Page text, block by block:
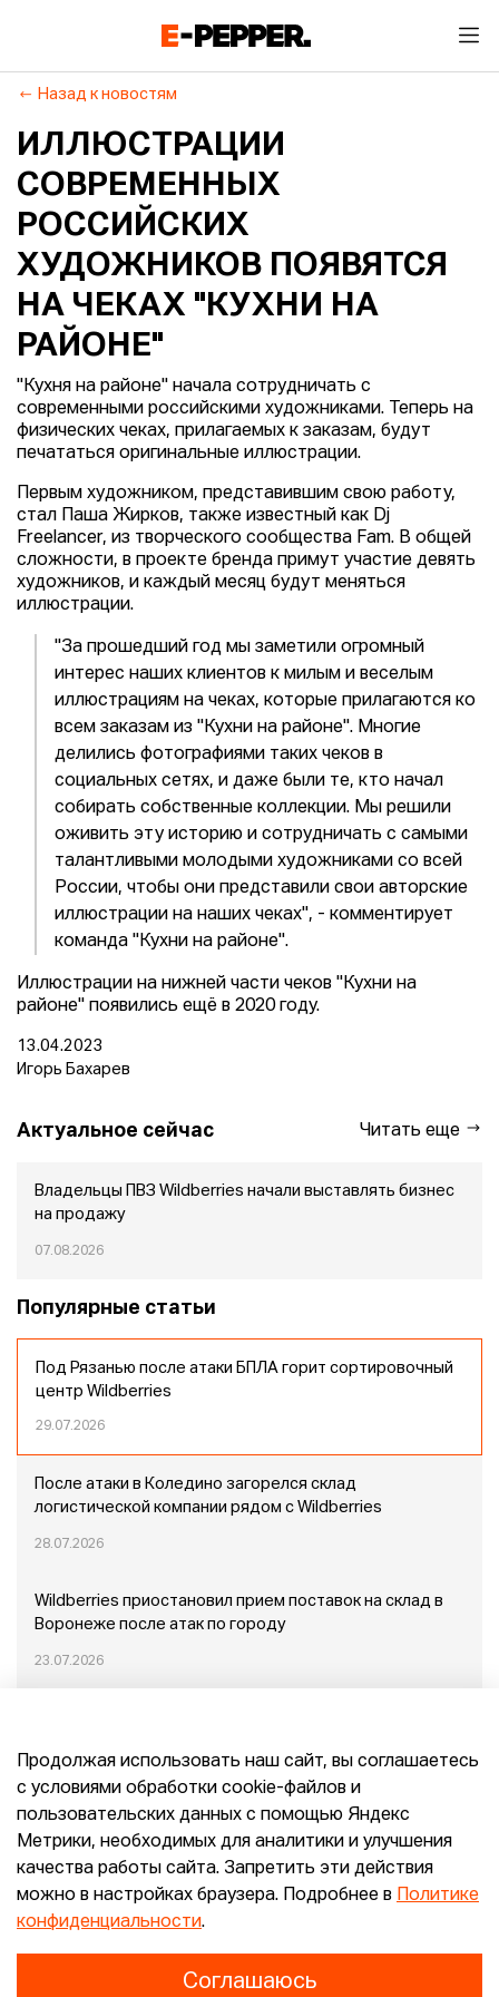
Назад к новостям
ИЛЛЮСТРАЦИИ
СОВРЕМЕННЫХ
РОССИЙСКИХ
ХУДОЖНИКОВ ПОЯВЯТСЯ
НА ЧЕКАХ "КУХНИ НА
РАЙОНЕ"
"Кухня на районе" начала сотрудничать с
современными российскими художниками. Теперь на
физических чеках, прилагаемых к заказам, будут
печататься оригинальные иллюстрации.
Первым художником, представившим свою работу,
стал Паша Жирков, также известный как Dj
Freelancer, из творческого сообщества Fam. В общей
сложности, в проекте бренда примут участие девять
художников, и каждый месяц будут меняться
иллюстрации.
"За прошедший год мы заметили огромный
интерес наших клиентов к милым и веселым
иллюстрациям на чеках, которые прилагаются ко
всем заказам из "Кухни на районе". Многие
делились фотографиями таких чеков в
социальных сетях, и даже были те, кто начал
собирать собственные коллекции. Мы решили
оживить эту историю и сотрудничать с самыми
талантливыми молодыми художниками со всей
России, чтобы они представили свои авторские
иллюстрации на наших чеках", - комментирует
команда "Кухни на районе".
Иллюстрации на нижней части чеков "Кухни на
районе" появились ещё в 2020 году.
13.04.2023
Игорь Бахарев
Актуальное сейчас Читать еще
Владельцы ПВЗ Wildberries начали выставлять бизнес
на продажу
07.08.2026
Популярные статьи
Под Рязанью после атаки БПЛА горит сортировочный
центр Wildberries
29.07.2026
После атаки в Коледино загорелся склад
логистической компании рядом с Wildberries
28.07.2026
Wildberries приостановил прием поставок на склад в
Воронеже после атак по городу
23.07.2026
Конец эпохи маркетплейсов: прогнозы сооснователя
Mr.Doors Максима Валецкого
26.06.2026
КонфиденциальностьСогласие
Продолжая использовать наш сайт, вы соглашаетесь
с условиями обработки cookie-файлов и
пользовательских данных с помощью Яндекс
Метрики, необходимых для аналитики и улучшения
качества работы сайта. Запретить эти действия
можно в настройках браузера. Подробнее в
Политике
конфиденциальности.
Соглашаюсь